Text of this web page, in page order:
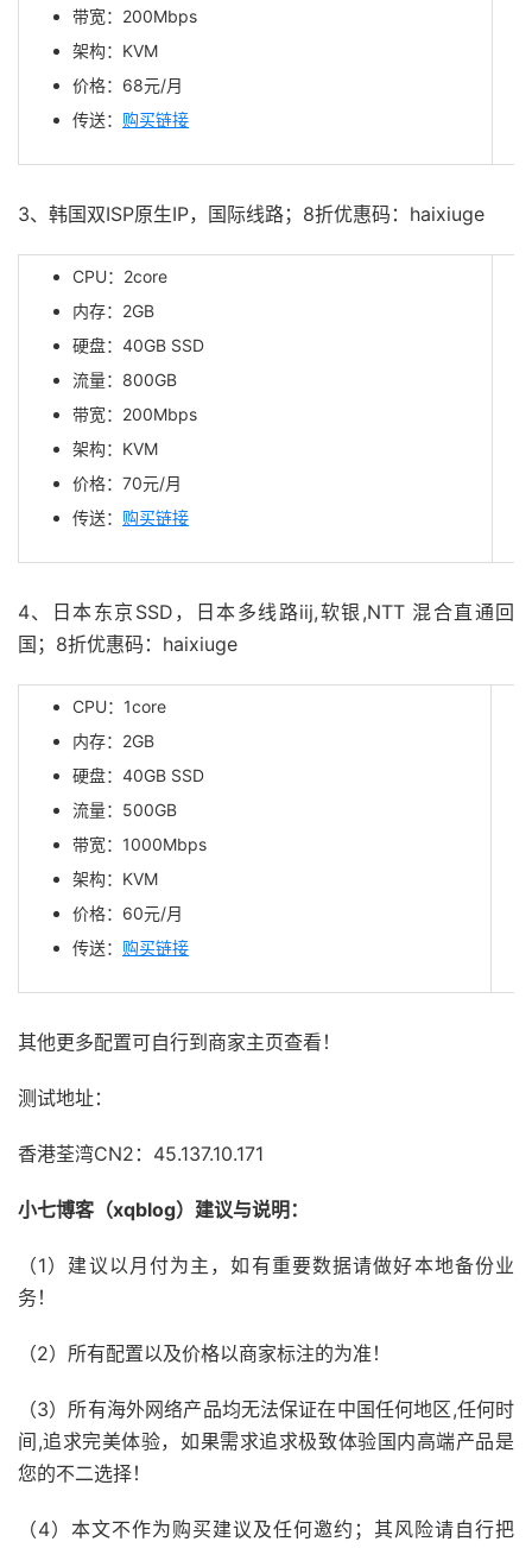
带宽：200Mbps
架构：KVM
价格：68元/月
传送： 购买链接
3、韩国双ISP原生IP，国际线路；8折优惠码：haixiuge
CPU：2core
内存：2GB
硬盘：40GB SSD
流量：800GB
带宽：200Mbps
架构：KVM
价格：70元/月
传送： 购买链接
4、日本东京SSD，日本多线路iij,软银,NTT 混合直通回
国；8折优惠码：haixiuge
CPU：1core
内存：2GB
硬盘：40GB SSD
流量：500GB
带宽：1000Mbps
架构：KVM
价格：60元/月
传送： 购买链接
其他更多配置可自行到商家主页查看！
测试地址：
香港荃湾CN2：45.137.10.171
小七博客（xqblog）建议与说明：
（1）建议以月付为主，如有重要数据请做好本地备份业
务！
（2）所有配置以及价格以商家标注的为准！
（3）所有海外网络产品均无法保证在中国任何地区,任何时
间,追求完美体验，如果需求追求极致体验国内高端产品是
您的不二选择！
（4）本文不作为购买建议及任何邀约；其风险请自行把